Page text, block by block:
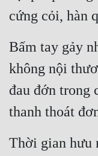
cứng cỏi, hàn
Bấm tay gảy
không nội
đau đớn trong
thanh thoát
Thời gian hưu